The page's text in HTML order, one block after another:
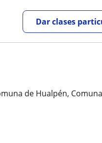
Dar clases
de Hualpén,